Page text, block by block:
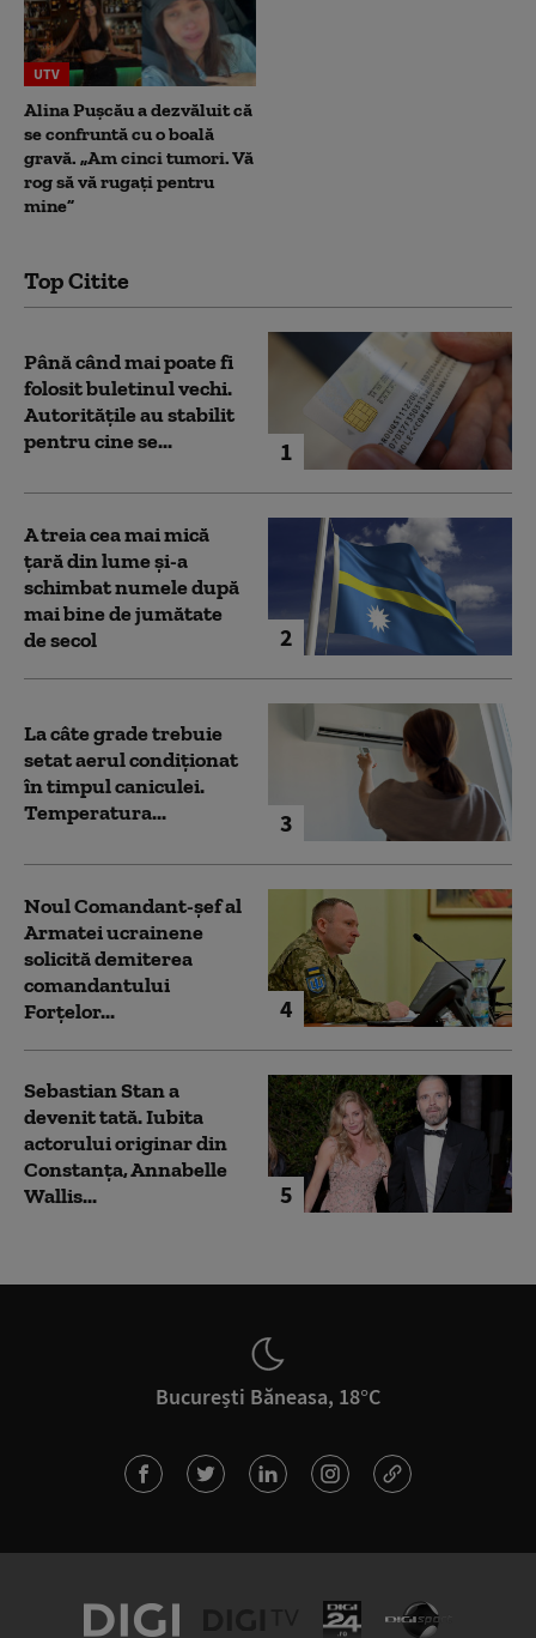
UTV
Alina Pușcău a dezvăluit că
se confruntă cu o boală
gravă. „Am cinci tumori. Vă
rog să vă rugați pentru
mine”
Top Citite
1
Până când mai poate fi
folosit buletinul vechi.
Autoritățile au stabilit
pentru cine se...
2
A treia cea mai mică
țară din lume și-a
schimbat numele după
mai bine de jumătate
de secol
3
La câte grade trebuie
setat aerul condiționat
în timpul caniculei.
Temperatura...
4
Noul Comandant-șef al
Armatei ucrainene
solicită demiterea
comandantului
Forțelor...
5
Sebastian Stan a
devenit tată. Iubita
actorului originar din
Constanța, Annabelle
Wallis...
București Băneasa, 18°C